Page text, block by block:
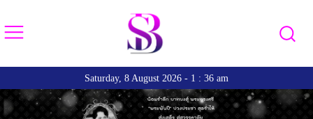
Saturday, 8 August 2026 - 1 : 36 am